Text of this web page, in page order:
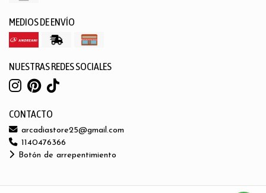
MEDIOS DE ENVÍO
NUESTRAS REDES SOCIALES
CONTACTO
arcadiastore25@gmail.com
1140476366
Botón de arrepentimiento